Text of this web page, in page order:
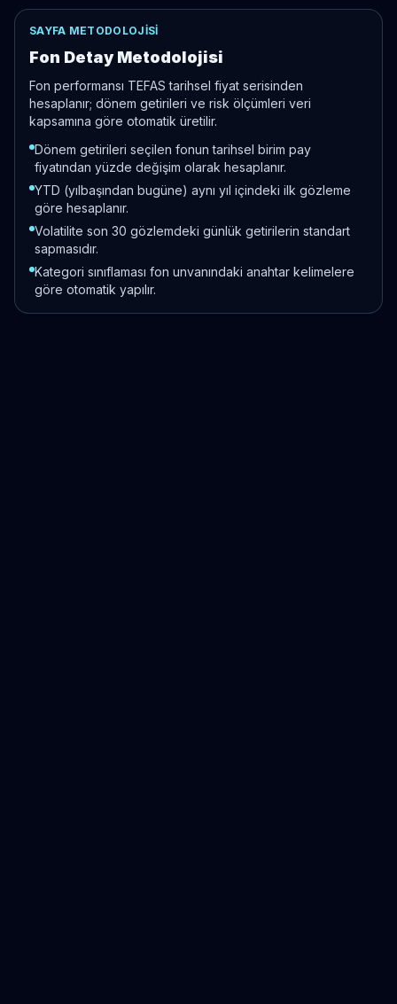
SAYFA METODOLOJISI
Fon Detay Metodolojisi
Fon performansı TEFAS tarihsel fiyat serisinden
hesaplanır; dönem getirileri ve risk ölçümleri veri
kapsamına göre otomatik üretilir.
Dönem getirileri seçilen fonun tarihsel birim pay
fiyatından yüzde değişim olarak hesaplanır.
YTD (yılbaşından bugüne) aynı yıl içindeki ilk gözleme
göre hesaplanır.
Volatilite son 30 gözlemdeki günlük getirilerin standart
sapmasıdır.
Kategori sınıflaması fon unvanındaki anahtar kelimelere
göre otomatik yapılır.